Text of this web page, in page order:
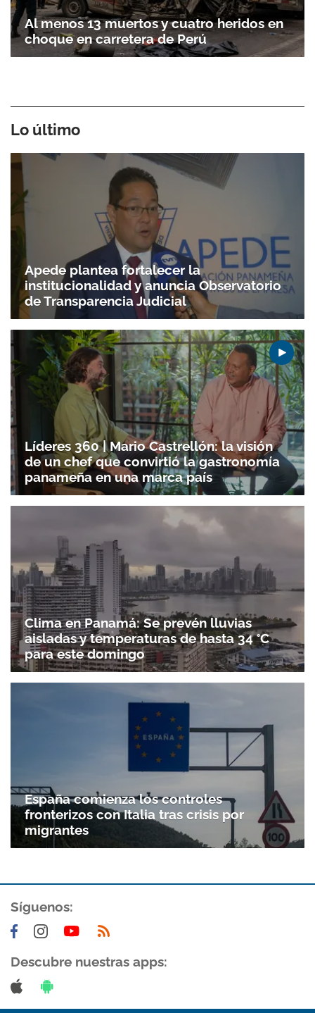
Al menos 13 muertos y cuatro heridos en
choque en carretera de Perú
Lo último
Apede plantea fortalecer la
institucionalidad y anuncia Observatorio
de Transparencia Judicial
Líderes 360 | Mario Castrellón: la visión
de un chef que convirtió la gastronomía
panameña en una marca país
Clima en Panamá: Se prevén lluvias
aisladas y temperaturas de hasta 34 °C
para este domingo
España comienza los controles
fronterizos con Italia tras crisis por
migrantes
Síguenos:
Descubre nuestras apps: